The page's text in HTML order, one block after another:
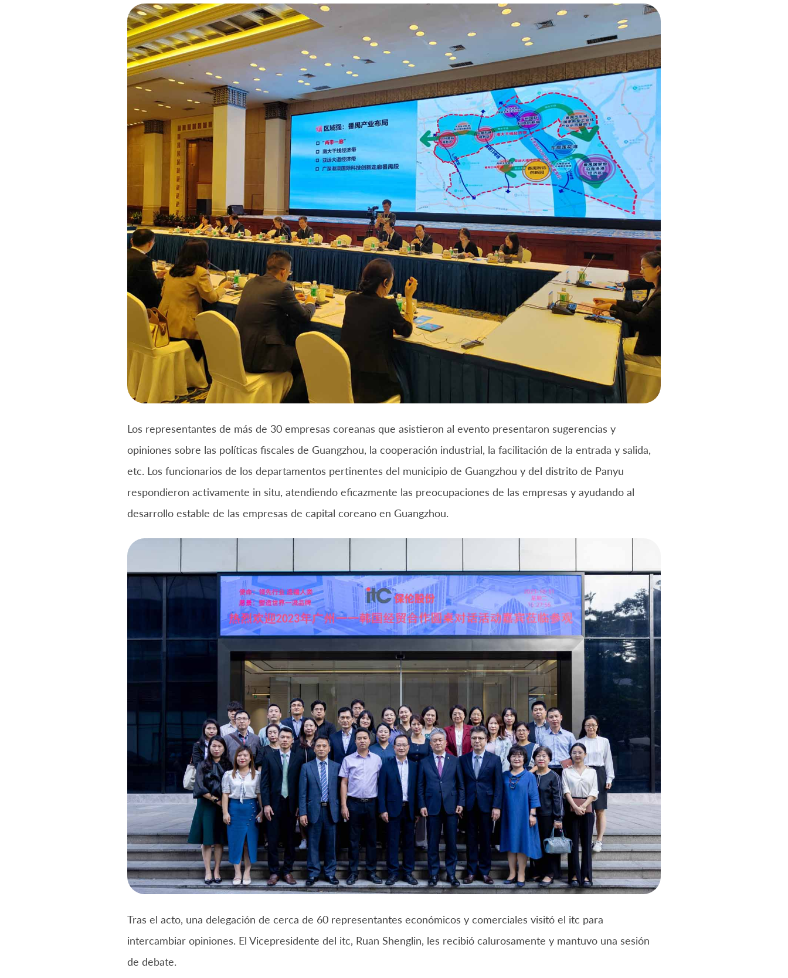
Los representantes de más de 30 empresas coreanas que asistieron al evento presentaron sugerencias y
opiniones sobre las políticas fiscales de Guangzhou, la cooperación industrial, la facilitación de la entrada y salida,
etc. Los funcionarios de los departamentos pertinentes del municipio de Guangzhou y del distrito de Panyu
respondieron activamente in situ, atendiendo eficazmente las preocupaciones de las empresas y ayudando al
desarrollo estable de las empresas de capital coreano en Guangzhou.
Tras el acto, una delegación de cerca de 60 representantes económicos y comerciales visitó el itc para
intercambiar opiniones. El Vicepresidente del itc, Ruan Shenglin, les recibió calurosamente y mantuvo una sesión
de debate.